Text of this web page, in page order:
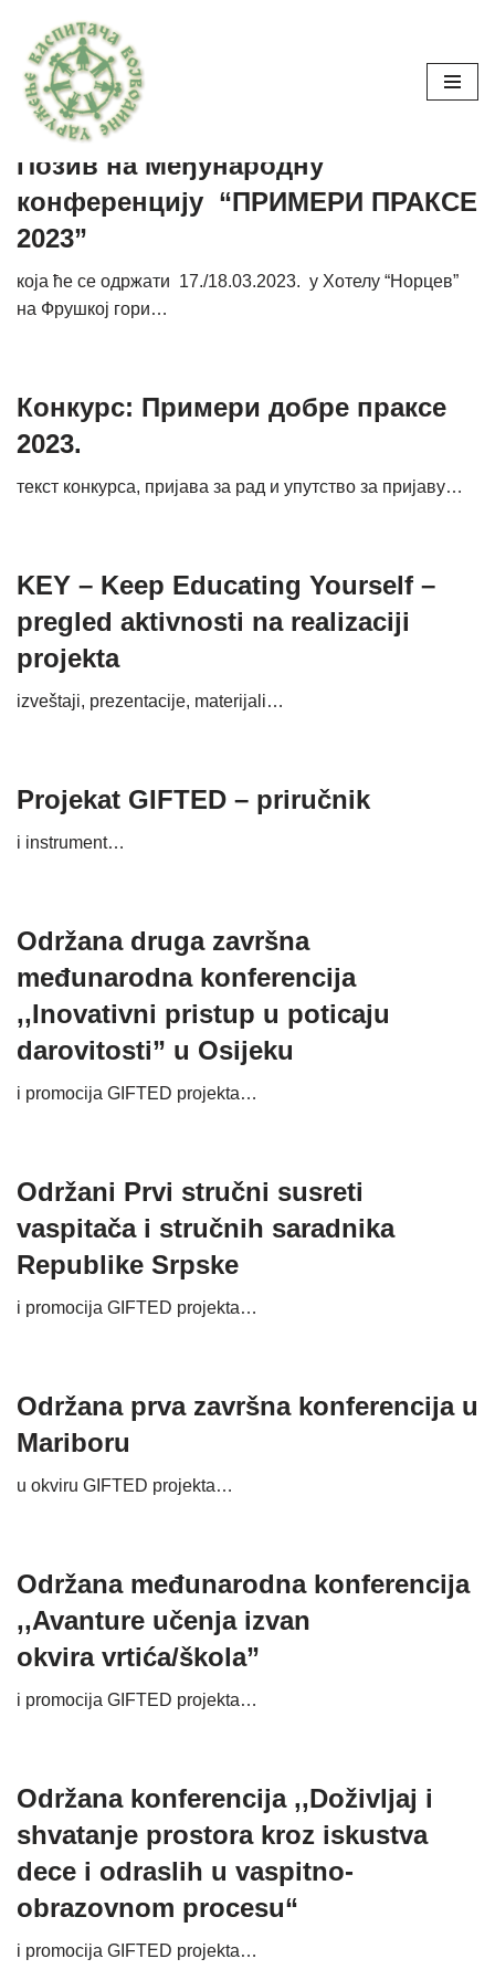
Skoči
na
sadržaj
uvv_admin
Позив на Међународну
конференцију “ПРИМЕРИ ПРАКСЕ
2023”
која ће се одржати 17./18.03.2023. у Хотелу “Норцев”
на Фрушкој гори…
Конкурс: Примери добре праксе
2023.
текст конкурса, пријава за рад и упутство за пријаву…
KEY – Keep Educating Yourself –
pregled aktivnosti na realizaciji
projekta
izveštaji, prezentacije, materijali…
Projekat GIFTED – priručnik
i instrument…
Održana druga završna
međunarodna konferencija
,,Inovativni pristup u poticaju
darovitosti” u Osijeku
i promocija GIFTED projekta…
Održani Prvi stručni susreti
vaspitača i stručnih saradnika
Republike Srpske
i promocija GIFTED projekta…
Održana prva završna konferencija u
Mariboru
u okviru GIFTED projekta…
Održana međunarodna konferencija
,,Avanture učenja izvan
okvira vrtića/škola”
i promocija GIFTED projekta…
Održana konferencija ,,Doživljaj i
shvatanje prostora kroz iskustva
dece i odraslih u vaspitno-
obrazovnom procesu“
i promocija GIFTED projekta…